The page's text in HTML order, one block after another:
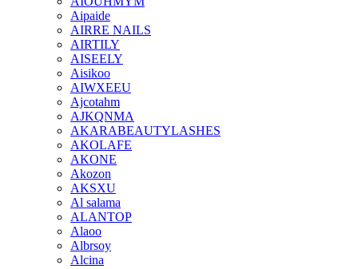
Aipaide
AIRRE NAILS
AIRTILY
AISEELY
Aisikoo
AIWXEEU
Ajcotahm
AJKQNMA
AKARABEAUTYLASHES
AKOLAFE
AKONE
Akozon
AKSXU
Al salama
ALANTOP
Alaoo
Albrsoy
Alcina